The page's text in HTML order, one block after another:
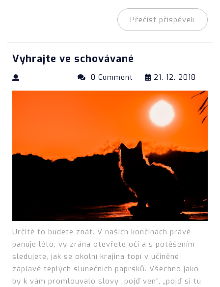
Přečíst příspěvek
Vyhrajte ve schovávané
21. 12. 2018
0 Comment
Určitě to budete znát. V našich končinách právě
panuje léto, vy zrána otevřete oči a s potěšením
sledujete, jak se okolní krajina topí v učiněné
záplavě teplých slunečních paprsků. Všechno jako
by k vám promlouvalo slovy „pojď ven“, „pojď si tu